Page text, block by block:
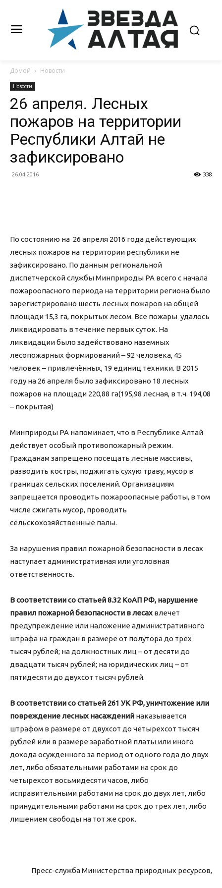
Домой Новости
Новости
26 апреля. Лесных
пожаров на территории
Республики Алтай не
зафиксировано
26.04.2016 338
По состоянию на 26 апреля 2016 года действующих
лесных пожаров на территории республики не
зафиксировано. По данным региональной
диспетчерской службы Минприроды РА всего с начала
пожароопасного периода на территории региона было
зарегистрировано шесть лесных пожаров на общей
площади 15,3 га, покрытых лесом. Все пожары удалось
ликвидировать в течение первых суток. На
ликвидации было задействовано наземных
лесопожарных формирований – 92 человека, 45
человек – привлечённых, 19 единиц техники. В 2015
году на 26 апреля было зафиксировано 18 лесных
пожаров на площади 220,88 га(195,98 лесная, в т.ч. 194,08
– покрытая)
Минприроды РА напоминает, что в Республике Алтай
действует особый противопожарный режим.
Гражданам запрещено посещать лесные массивы,
разводить костры, поджигать сухую траву, мусор в
границах сельских поселений. Организациям
запрещается проводить пожароопасные работы, в том
числе сжигать мусор, проводить
сельскохозяйственные палы.
За нарушения правил пожарной безопасности в лесах
наступает административная или уголовная
ответственность.
В соответствии со статьей 8.32 КоАП РФ, нарушение
правил пожарной безопасности в лесах влечет
предупреждение или наложение административного
штрафа на граждан в размере от полутора до трех
тысяч рублей; на должностных лиц – от десяти до
двадцати тысяч рублей; на юридических лиц – от
пятидесяти до двухсот тысяч рублей.
В соответствии со статьей 261 УК РФ, уничтожение или
повреждение лесных насаждений наказывается
штрафом в размере от двухсот до четырехсот тысяч
рублей или в размере заработной платы или иного
дохода осужденного за период от одного года до двух
лет, либо обязательными работами на срок до
четырехсот восьмидесяти часов, либо
исправительными работами на срок до двух лет, либо
принудительными работами на срок до трех лет, либо
лишением свободы на тот же срок.
Пресс-служба Министерства природных ресурсов,